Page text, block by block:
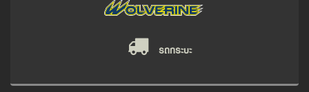
รถกระบะ